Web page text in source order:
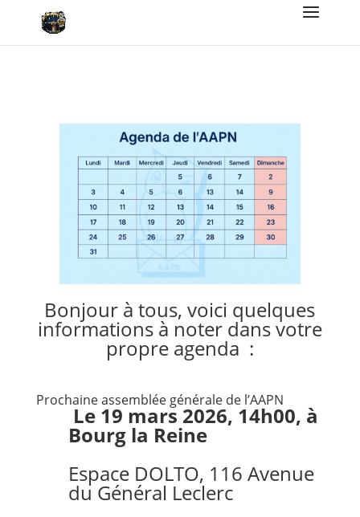
Bonjour à tous, voici quelques
informations à noter dans votre
propre agenda :
Prochaine assemblée générale de l’AAPN
Le 19 mars 2026, 14h00, à
Bourg la Reine
Espace DOLTO, 116 Avenue
du Général Leclerc